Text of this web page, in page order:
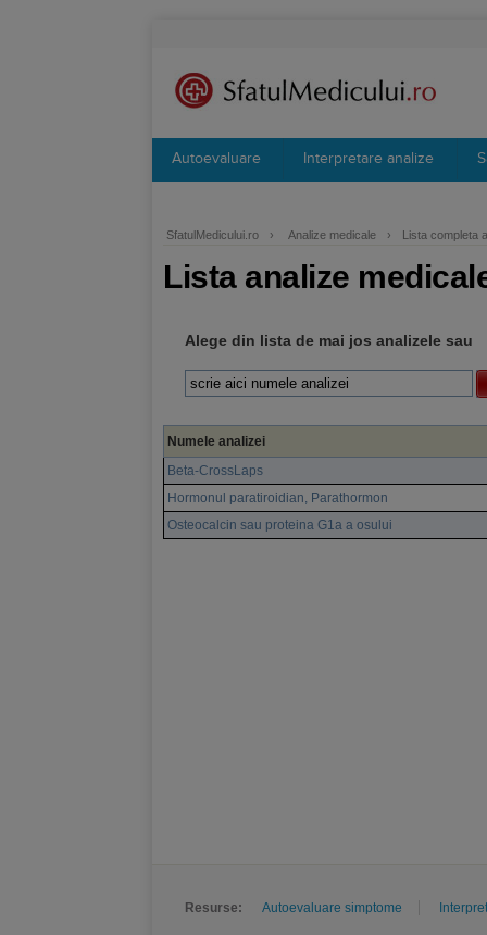
Autoevaluare Interpretare analize
SfatulMedicului.ro › Analize medicale › Lista completa
Lista analize
Alege din lista de mai jos analizele sau
Numele analizei
Beta-CrossLaps
Hormonul paratiroidian, Parathormon
Osteocalcin sau proteina G1a a osului
Resurse: Autoevaluare simptome